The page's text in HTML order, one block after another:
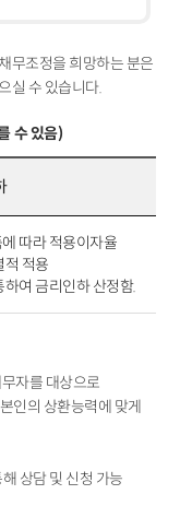
무조정을 희망하는 분은
실 수 있습니다.
수 있음)
따라 적용이자율
적 적용
하여 금리인하 산정함.
자를 대상으로
인의 상환능력에 맞게
상담 및 신청 가능